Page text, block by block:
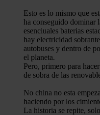
Esto es lo mismo que
ha conseguido dominar
esenciuales baterias
hay electricidad
autobuses y dentro de
el planeta.
Pero, primero para
de sobra de las
No china no esta
haciendo por los
La historia se repite,